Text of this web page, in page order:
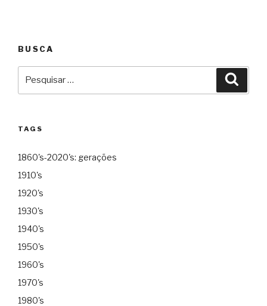
BUSCA
TAGS
1860's-2020's: gerações
1910's
1920's
1930's
1940's
1950's
1960's
1970's
1980's